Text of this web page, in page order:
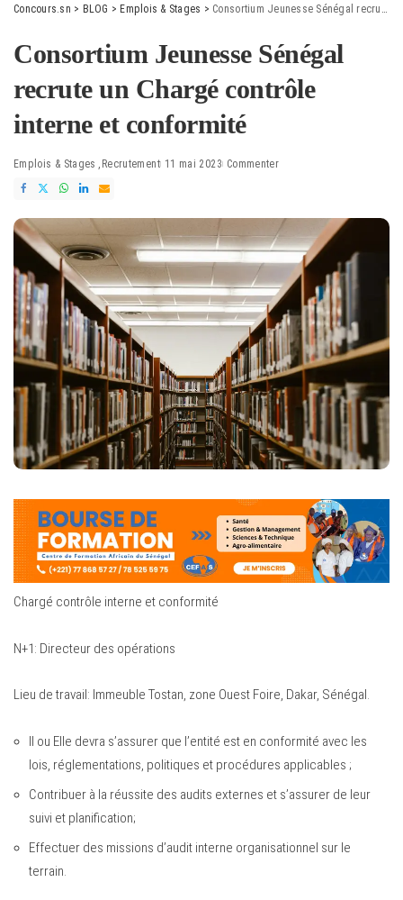
Concours.sn > BLOG > Emplois & Stages > Consortium Jeunesse Sénégal recrute un Chargé contrôle interne et conformité
Consortium Jeunesse Sénégal
recrute un Chargé contrôle
interne et conformité
Emplois & Stages Recrutement 11 mai 2023 Commenter
Chargé contrôle interne et conformité
N+1: Directeur des opérations
Lieu de travail: Immeuble Tostan, zone Ouest Foire, Dakar, Sénégal.
Il ou Elle devra s’assurer que l’entité est en conformité avec les
lois, réglementations, politiques et procédures applicables ;
Contribuer à la réussite des audits externes et s’assurer de leur
suivi et planification;
Effectuer des missions d’audit interne organisationnel sur le
terrain.